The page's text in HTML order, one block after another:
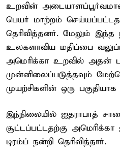
உறவின்
பெயர் மாற்றம்
தெரிவித்தனர். மேலும் இந்த
உலகளாவிய மதிப்பை
அமெரிக்கா உறவில் அதன்
முன்னிலைப்படுத்தவும்
முயற்சிகளின் ஒரு
இந்நிலையில் ஐதராபாத்
சூட்டப்பட்டதற்கு
டிரம்ப் நன்றி தெரிவித்தார்.